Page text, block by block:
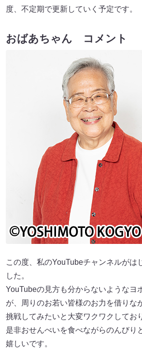
度、不定期で更新していく予定です。
おばあちゃん コメント
この度、私のYouTubeチャンネルがは
した。
YouTubeの見方も分からないようなヨ
が、周りのお若い皆様のお力を借りな
挑戦してみたいと大変ワクワクしてお
是非おせんべいを食べながらのんびり
嬉しいです。